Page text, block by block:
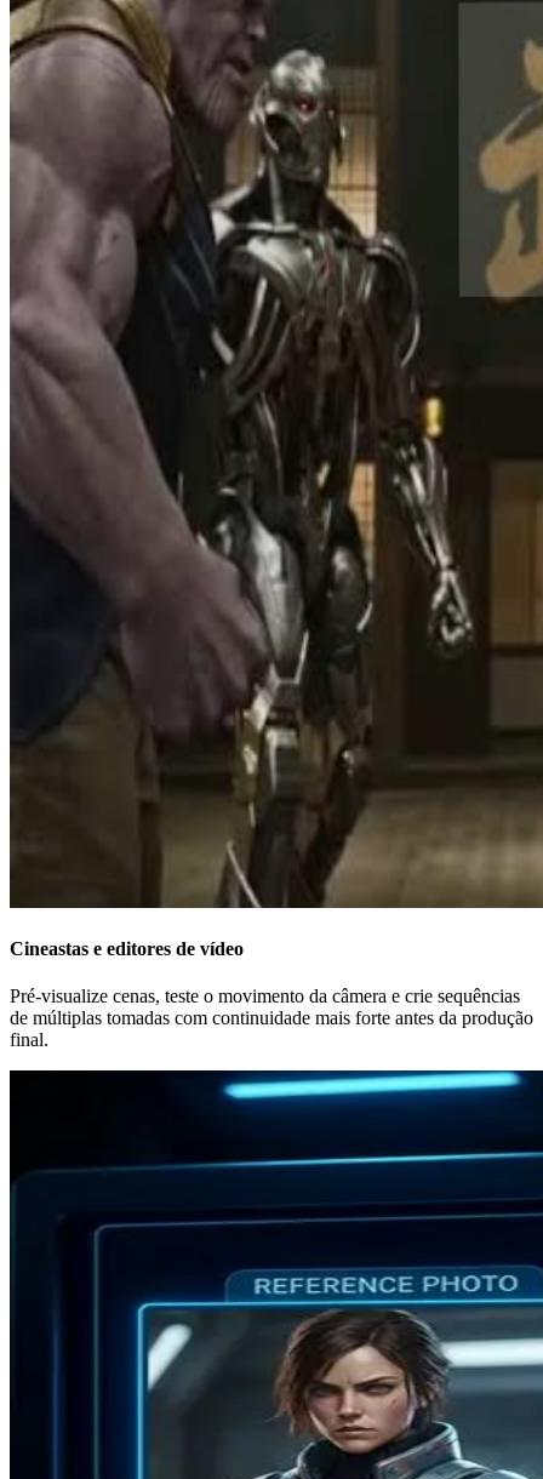
Cineastas e editores de vídeo
Pré-visualize cenas, teste o movimento da câmera e crie sequências
de múltiplas tomadas com continuidade mais forte antes da produção
final.